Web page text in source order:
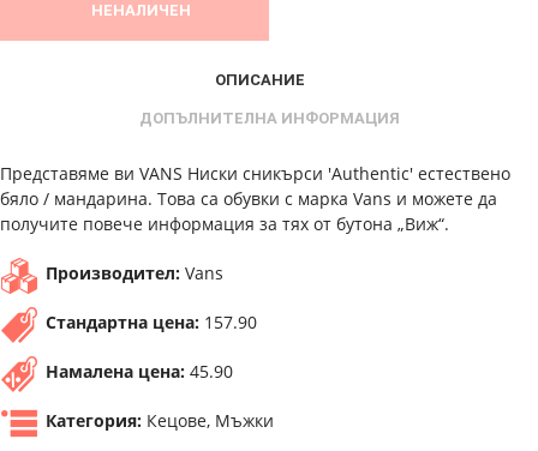
НЕНАЛИЧЕН
ОПИСАНИЕ
ДОПЪЛНИТЕЛНА ИНФОРМАЦИЯ
Представяме ви VANS Ниски сникърси 'Authentic' естествено
бяло / мандарина. Това са обувки с марка Vans и можете да
получите повече информация за тях от бутона „Виж“.
Производител: Vans
Стандартна цена: 157.90
Намалена цена: 45.90
Категория: Кецове, Мъжки